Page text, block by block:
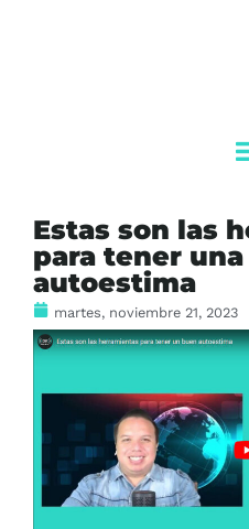
Estas son las
para tener
autoestima
martes, noviembre 21, 2023